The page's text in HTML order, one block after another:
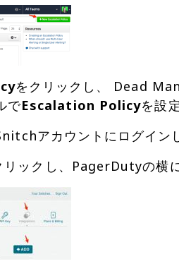
をクリックし、 Dead
でEscalation Policyを設
アカウントにログイン
リックし、PagerDutyの横